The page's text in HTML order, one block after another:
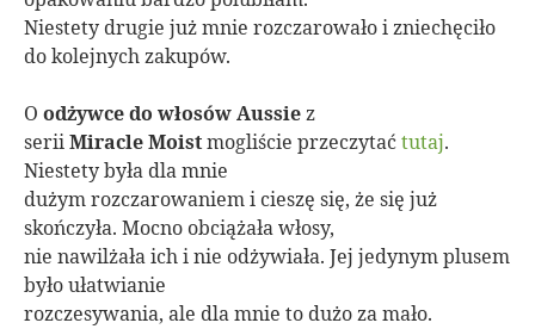
Niestety drugie już mnie rozczarowało i zniechęciło
do kolejnych zakupów.
O odżywce do włosów Aussiez
seriiMiracle Moistmogliście przeczytaćtutaj.
Niestety była dla mnie
dużym rozczarowaniem i cieszę się, że się już
skończyła. Mocno obciążała włosy,
nie nawilżała ich i nie odżywiała. Jej jedynym plusem
było ułatwianie
rozczesywania, ale dla mnie to dużo za mało.